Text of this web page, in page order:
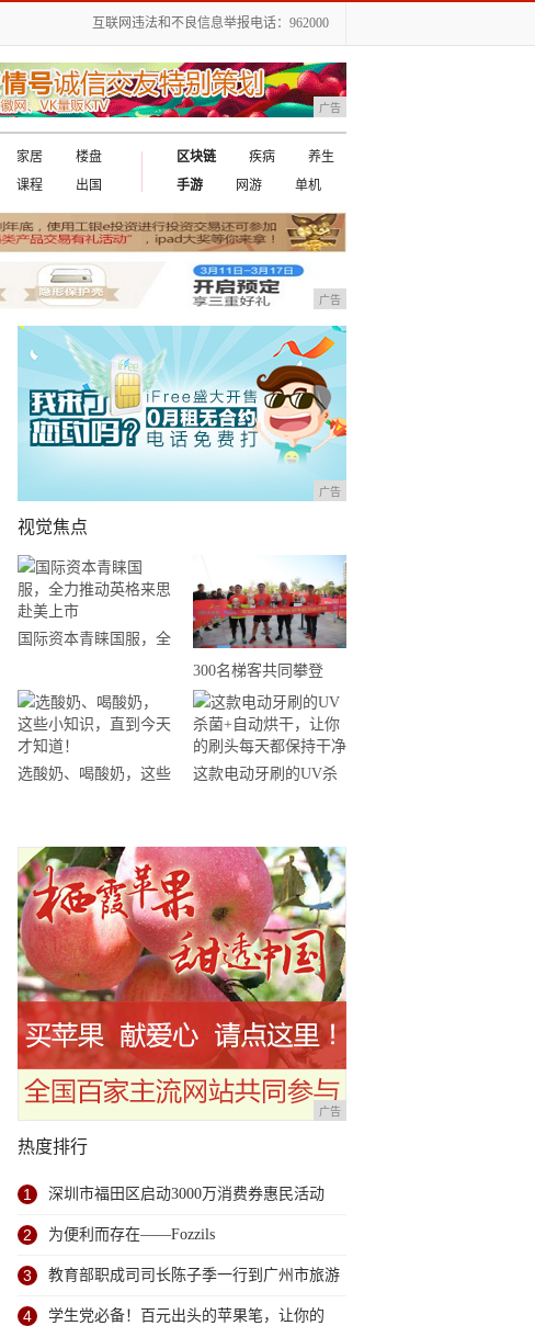
互联网违法和不良信息举报电话：962000
广告
家居
楼盘
课程 出国
区块链 疾病
养生
手游
网游 单机
广告
广告
视觉焦点
国际资本青睐国服，全
市
300名梯客共同攀登
2019国际垂直马拉松超
级精英赛顺德海骏达中
心站欢乐开跑
选酸奶、喝酸奶，这些
这款电动牙刷的UV杀
广告
热度排行
1 深圳市福田区启动3000万消费券惠民活动
2 为便利而存在——Fozzils
3 教育部职成司司长陈子季一行到广州市旅游
商务职业学校考察调研
4 学生党必备！百元出头的苹果笔，让你的